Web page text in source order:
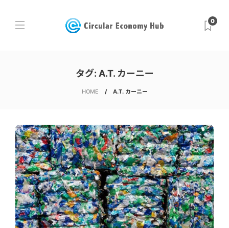
0
タグ: A.T. カーニー
HOME A.T. カーニー